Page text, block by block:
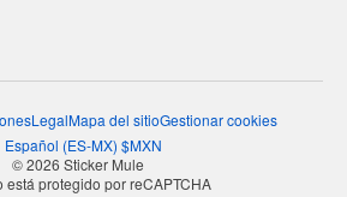
LegalMapa del sitioGestionar cookies
Español (ES-MX) $MXN
© 2026 Sticker Mule
está protegido por reCAPTCHA